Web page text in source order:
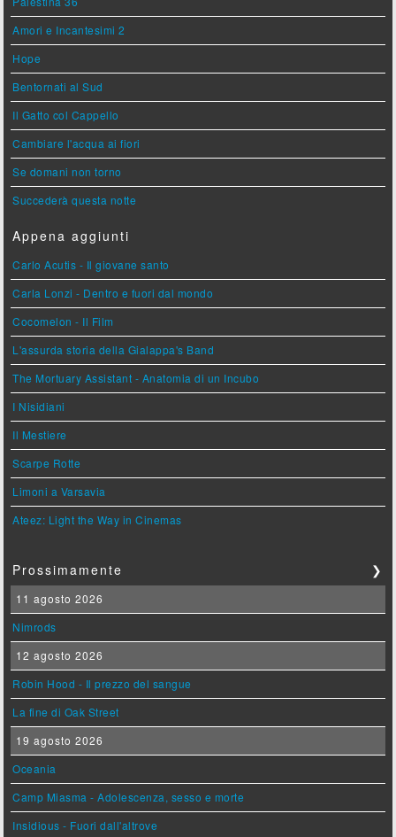
Amori e Incantesimi 2
Hope
Bentornati al Sud
Il Gatto col Cappello
Cambiare l'acqua ai fiori
Se domani non torno
Succederà questa notte
Appena aggiunti
Carlo Acutis - Il giovane santo
Carla Lonzi - Dentro e fuori dal mondo
Cocomelon - Il Film
L'assurda storia della Gialappa's Band
The Mortuary Assistant - Anatomia di un Incubo
I Nisidiani
Il Mestiere
Scarpe Rotte
Limoni a Varsavia
Ateez: Light the Way in Cinemas
Prossimamente ❯
11 agosto 2026
Nimrods
12 agosto 2026
Robin Hood - Il prezzo del sangue
La fine di Oak Street
19 agosto 2026
Oceania
Camp Miasma - Adolescenza, sesso e morte
Insidious - Fuori dall'altrove